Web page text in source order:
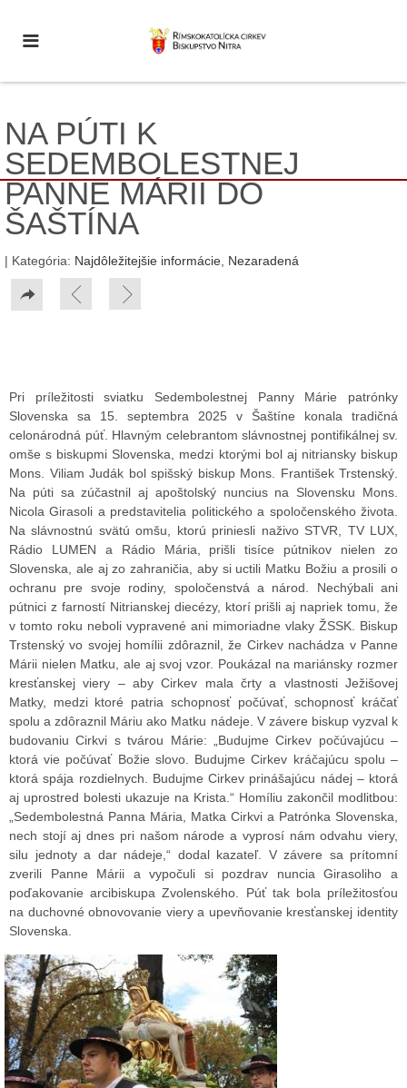
NA PÚTI K
SEDEMBOLESTNEJ
PANNE MÁRII DO
ŠAŠTÍNA
| Kategória: Najdôležitejšie informácie Nezaradená
Pri príležitosti sviatku Sedembolestnej Panny Márie patrónky
Slovenska sa 15. septembra 2025 v Šaštíne konala tradičná
celonárodná púť. Hlavným celebrantom slávnostnej pontifikálnej sv.
omše s biskupmi Slovenska, medzi ktorými bol aj nitriansky biskup
Mons. Viliam Judák bol spišský biskup Mons. František Trstenský.
Na púti sa zúčastnil aj apoštolský nuncius na Slovensku Mons.
Nicola Girasoli a predstavitelia politického a spoločenského života.
Na slávnostnú svätú omšu, ktorú priniesli naživo STVR, TV LUX,
Rádio LUMEN a Rádio Mária, prišli tisíce pútnikov nielen zo
Slovenska, ale aj zo zahraničia, aby si uctili Matku Božiu a prosili o
ochranu pre svoje rodiny, spoločenstvá a národ. Nechýbali ani
pútnici z farností Nitrianskej diecézy, ktorí prišli aj napriek tomu, že
v tomto roku neboli vypravené ani mimoriadne vlaky ŽSSK. Biskup
Trstenský vo svojej homílii zdôraznil, že Cirkev nachádza v Panne
Márii nielen Matku, ale aj svoj vzor. Poukázal na mariánsky rozmer
kresťanskej viery – aby Cirkev mala črty a vlastnosti Ježišovej
Matky, medzi ktoré patria schopnosť počúvať, schopnosť kráčať
spolu a zdôraznil Máriu ako Matku nádeje. V závere biskup vyzval k
budovaniu Cirkvi s tvárou Márie: „Budujme Cirkev počúvajúcu –
ktorá vie počúvať Božie slovo. Budujme Cirkev kráčajúcu spolu –
ktorá spája rozdielnych. Budujme Cirkev prinášajúcu nádej – ktorá
aj uprostred bolesti ukazuje na Krista.“ Homíliu zakončil modlitbou:
„Sedembolestná Panna Mária, Matka Cirkvi a Patrónka Slovenska,
nech stojí aj dnes pri našom národe a vyprosí nám odvahu viery,
silu jednoty a dar nádeje,“ dodal kazateľ. V závere sa prítomní
zverili Panne Márii a vypočuli si pozdrav nuncia Girasoliho a
poďakovanie arcibiskupa Zvolenského. Púť tak bola príležitosťou
na duchovné obnovovanie viery a upevňovanie kresťanskej identity
Slovenska.